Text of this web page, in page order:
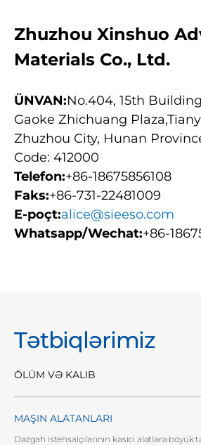
Zhuzhou Xinshuo
Materials Co., Ltd.
ÜNVAN:No.404, 15th
Gaoke Zhichuang
Zhuzhou City, Hunan
Code: 412000
Telefon:+86-18675856108
Faks:+86-731-22481009
E-poçt:alice@sieeso.com
Whatsapp/Wechat:+86-
Tətbiqlərimiz
ÖLÜM VƏ KALIB
MAŞIN ALATANLARI
Dəzgah istehsalçılarının kəsici alətlərə böyük